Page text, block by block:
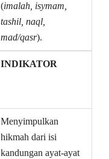
(imalah, isymam,
tashil, naql,
mad/qasr).
INDIKATOR
Menyimpulkan
hikmah dari isi
kandungan ayat-ayat